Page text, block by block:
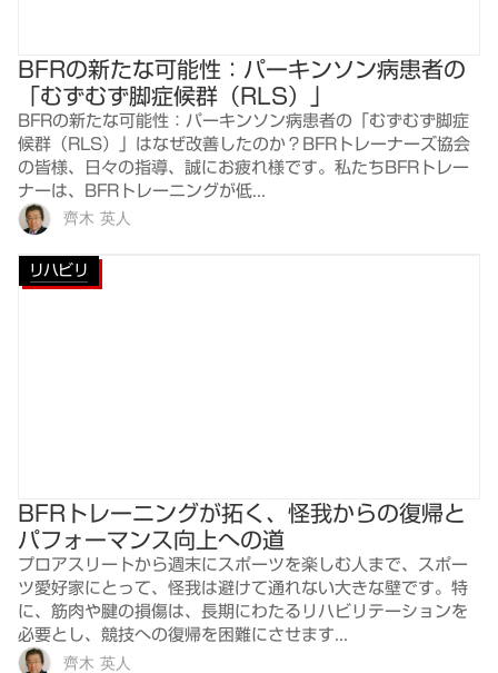
BFRの新たな可能性：パーキンソン病患者の
「むずむず脚症候群（RLS）」
BFRの新たな可能性：パーキンソン病患者の「むずむず脚症
候群（RLS）」はなぜ改善したのか？BFRトレーナーズ協会
の皆様、日々の指導、誠にお疲れ様です。私たちBFRトレー
ナーは、BFRトレーニングが低...
齊木 英人
リハビリ
BFRトレーニングが拓く、怪我からの復帰と
パフォーマンス向上への道
プロアスリートから週末にスポーツを楽しむ人まで、スポー
ツ愛好家にとって、怪我は避けて通れない大きな壁です。特
に、筋肉や腱の損傷は、長期にわたるリハビリテーションを
必要とし、競技への復帰を困難にさせます...
齊木 英人